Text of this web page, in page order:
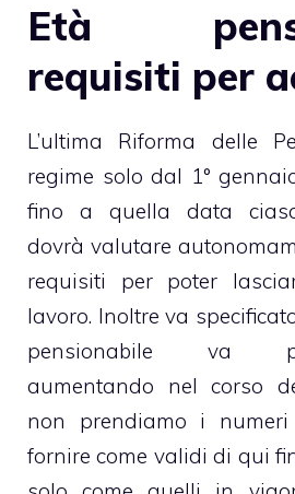
Età
requisiti per
L’ultima Riforma delle
regime solo dal 1°
fino a quella data
dovrà valutare
requisiti per poter
lavoro. Inoltre va
pensionabile va
aumentando nel corso
non prendiamo i
fornire come validi di qui